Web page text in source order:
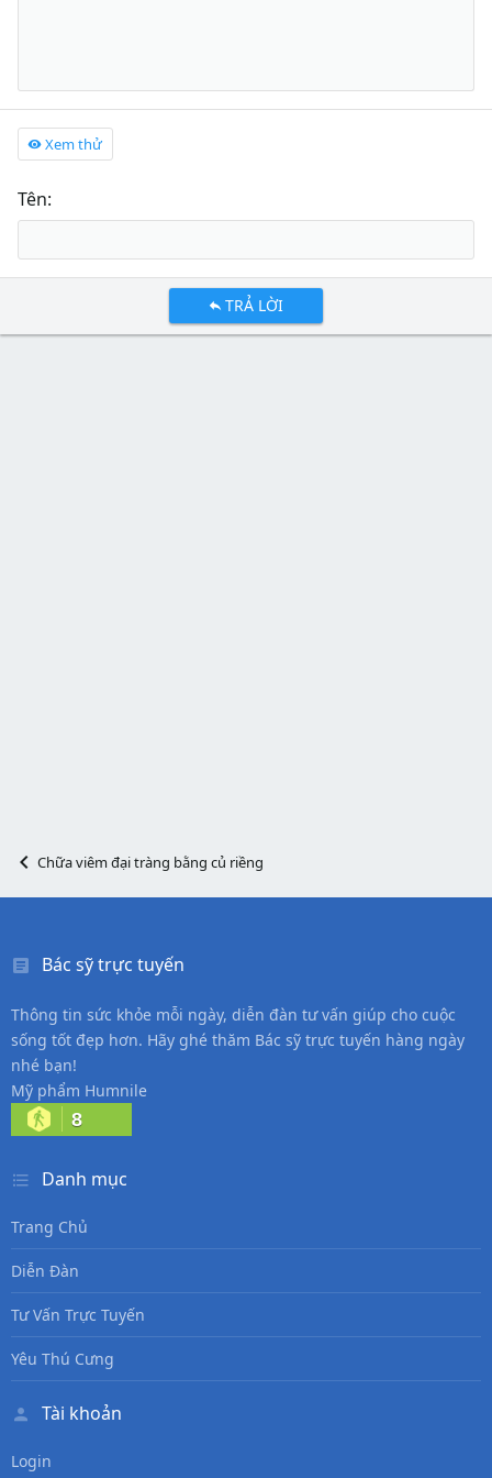
Xem thử
Tên
TRẢ LỜI
Chữa viêm đại tràng bằng củ riềng
Bác sỹ trực tuyến
Thông tin sức khỏe mỗi ngày, diễn đàn tư vấn giúp cho cuộc
sống tốt đẹp hơn. Hãy ghé thăm Bác sỹ trực tuyến hàng ngày
nhé bạn!
Mỹ phẩm Humnile
8
Danh mục
Trang Chủ
Diễn Đàn
Tư Vấn Trực Tuyến
Yêu Thú Cưng
Tài khoản
Login